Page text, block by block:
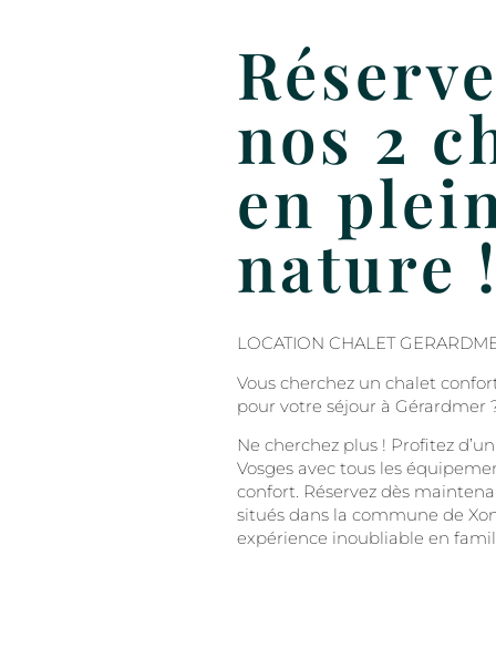
nos 2
en
nature
LOCATION CHALET
Vous cherchez un chalet
pour votre séjour à Gérardmer
Ne cherchez plus ! Profitez
Vosges avec tous les
confort. Réservez dès
situés dans la commune de
expérience inoubliable en